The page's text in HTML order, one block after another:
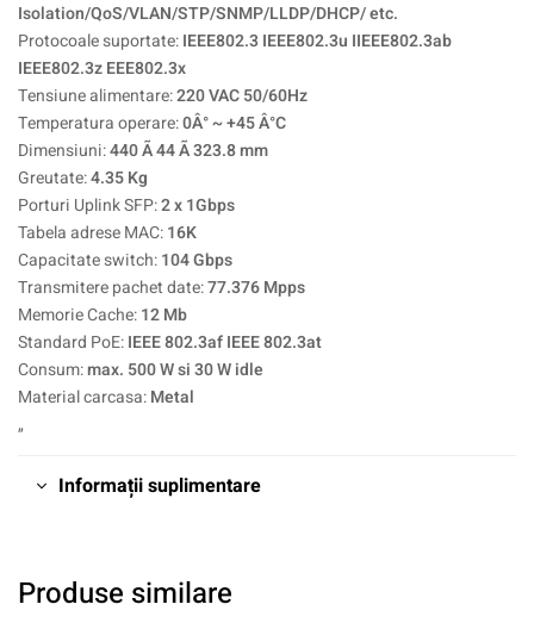
Isolation/QoS/VLAN/STP/SNMP/LLDP/DHCP/ etc.
Protocoale suportate:IEEE802.3 IEEE802.3u IIEEE802.3ab
IEEE802.3z EEE802.3x
Tensiune alimentare:220 VAC 50/60Hz
Temperatura operare:0Â° ~ +45 Â°C
Dimensiuni:440 Ã 44 Ã 323.8 mm
Greutate:4.35 Kg
Porturi Uplink SFP:2 x 1Gbps
Tabela adrese MAC:16K
Capacitate switch:104 Gbps
Transmitere pachet date:77.376 Mpps
Memorie Cache:12 Mb
Standard PoE:IEEE 802.3af IEEE 802.3at
Consum:max. 500 W si 30 W idle
Material carcasa:Metal
„
Informații suplimentare
Produse similare